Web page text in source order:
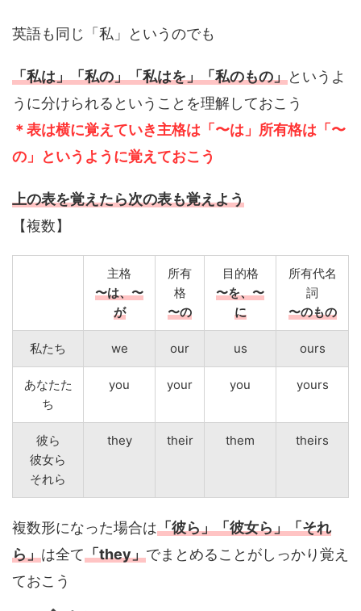
英語も同じ「私」というのでも
「私は」「私の」「私はを」「私のもの」というよ
うに分けられるということを理解しておこう
＊表は横に覚えていき主格は「〜は」所有格は「〜
の」というように覚えておこう
上の表を覚えたら次の表も覚えよう
【複数】
主格
〜は、〜
が
所有
格
〜の
目的格
〜を、〜
に
所有代名
詞
〜のもの
私たち we our us ours
あなたた
ち
you your you yours
彼ら
彼女ら
それら
they their them theirs
複数形になった場合は「彼ら」「彼女ら」「それ
ら」は全て「they」でまとめることがしっかり覚え
ておこう